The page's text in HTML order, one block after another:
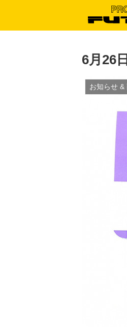
6月26
お知らせ &